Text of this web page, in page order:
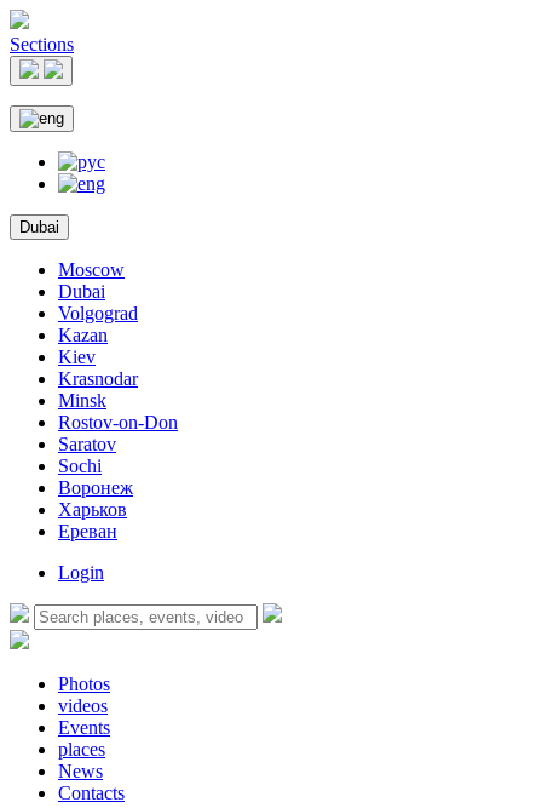
Sections
Dubai
Moscow
Dubai
Volgograd
Kazan
Kiev
Krasnodar
Minsk
Rostov-on-Don
Saratov
Sochi
Воронеж
Харьков
Ереван
Login
Photos
videos
Events
places
News
Contacts